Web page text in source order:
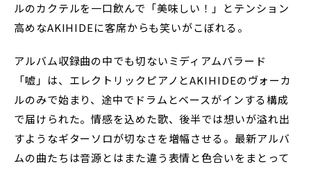
ルのカクテルを一口飲んで「美味しい！」とテンション
高めなAKIHIDEに客席からも笑いがこぼれる。
アルバム収録曲の中でも切ないミディアムバラード
「嘘」は、エレクトリックピアノとAKIHIDEのヴォーカ
ルのみで始まり、途中でドラムとベースがインする構成
で届けられた。情感を込めた歌、後半では想いが溢れ出
すようなギターソロが切なさを増幅させる。最新アルバ
ムの曲たちは音源とはまた違う表情と色合いをまとって